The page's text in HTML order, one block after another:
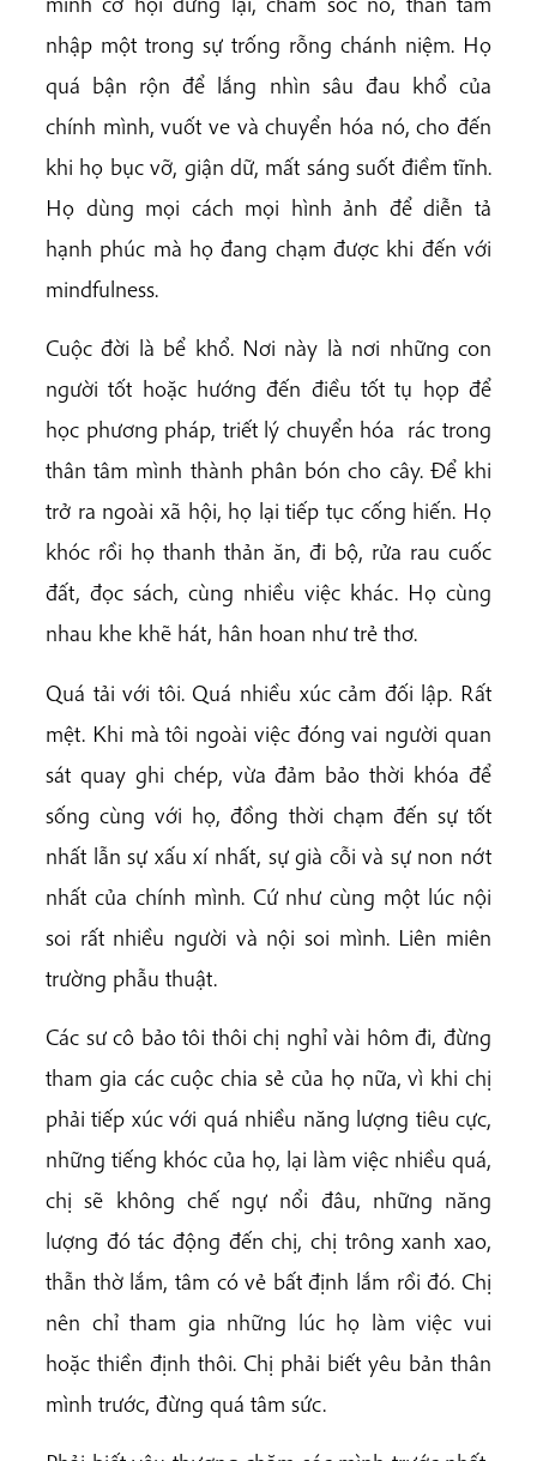
nhập một trong sự trống rỗng chánh niệm. Họ
quá bận rộn để lắng nhìn sâu đau khổ của
chính mình, vuốt ve và chuyển hóa nó, cho đến
khi họ bục vỡ, giận dữ, mất sáng suốt điềm tĩnh.
Họ dùng mọi cách mọi hình ảnh để diễn tả
hạnh phúc mà họ đang chạm được khi đến với
mindfulness.
Cuộc đời là bể khổ. Nơi này là nơi những con
người tốt hoặc hướng đến điều tốt tụ họp để
học phương pháp, triết lý chuyển hóa rác trong
thân tâm mình thành phân bón cho cây. Để khi
trở ra ngoài xã hội, họ lại tiếp tục cống hiến. Họ
khóc rồi họ thanh thản ăn, đi bộ, rửa rau cuốc
đất, đọc sách, cùng nhiều việc khác. Họ cùng
nhau khe khẽ hát, hân hoan như trẻ thơ.
Quá tải với tôi. Quá nhiều xúc cảm đối lập. Rất
mệt. Khi mà tôi ngoài việc đóng vai người quan
sát quay ghi chép, vừa đảm bảo thời khóa để
sống cùng với họ, đồng thời chạm đến sự tốt
nhất lẫn sự xấu xí nhất, sự già cỗi và sự non nớt
nhất của chính mình. Cứ như cùng một lúc nội
soi rất nhiều người và nội soi mình. Liên miên
trường phẫu thuật.
Các sư cô bảo tôi thôi chị nghỉ vài hôm đi, đừng
tham gia các cuộc chia sẻ của họ nữa, vì khi chị
phải tiếp xúc với quá nhiều năng lượng tiêu cực,
những tiếng khóc của họ, lại làm việc nhiều quá,
chị sẽ không chế ngự nổi đâu, những năng
lượng đó tác động đến chị, chị trông xanh xao,
thẫn thờ lắm, tâm có vẻ bất định lắm rồi đó. Chị
nên chỉ tham gia những lúc họ làm việc vui
hoặc thiền định thôi. Chị phải biết yêu bản thân
mình trước, đừng quá tâm sức.